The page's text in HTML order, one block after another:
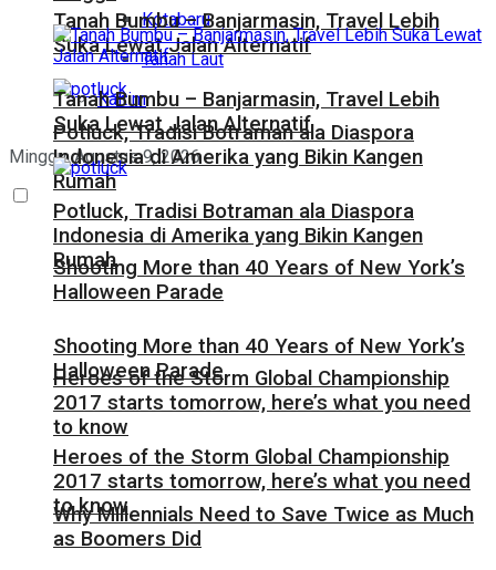
Kotabaru
Tanah Laut
Kaltim
Minggu, Agustus 9, 2026
Tanah Bumbu – Banjarmasin, Travel Lebih
Suka Lewat Jalan Alternatif
Potluck, Tradisi Botraman ala Diaspora
Indonesia di Amerika yang Bikin Kangen
Rumah
Shooting More than 40 Years of New York’s
Halloween Parade
Heroes of the Storm Global Championship
2017 starts tomorrow, here’s what you need
to know
Why Millennials Need to Save Twice as Much
as Boomers Did
Tanah Bumbu – Banjarmasin, Travel Lebih
Suka Lewat Jalan Alternatif
Potluck, Tradisi Botraman ala Diaspora
Indonesia di Amerika yang Bikin Kangen
Rumah
Shooting More than 40 Years of New York’s
Halloween Parade
Heroes of the Storm Global Championship
2017 starts tomorrow, here’s what you need
to know